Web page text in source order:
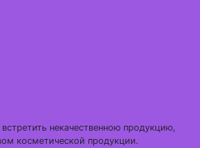
некачественною продукцию,
косметической продукции.